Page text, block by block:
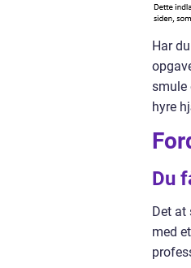
Har
smule
hyre
Du
Det at
med